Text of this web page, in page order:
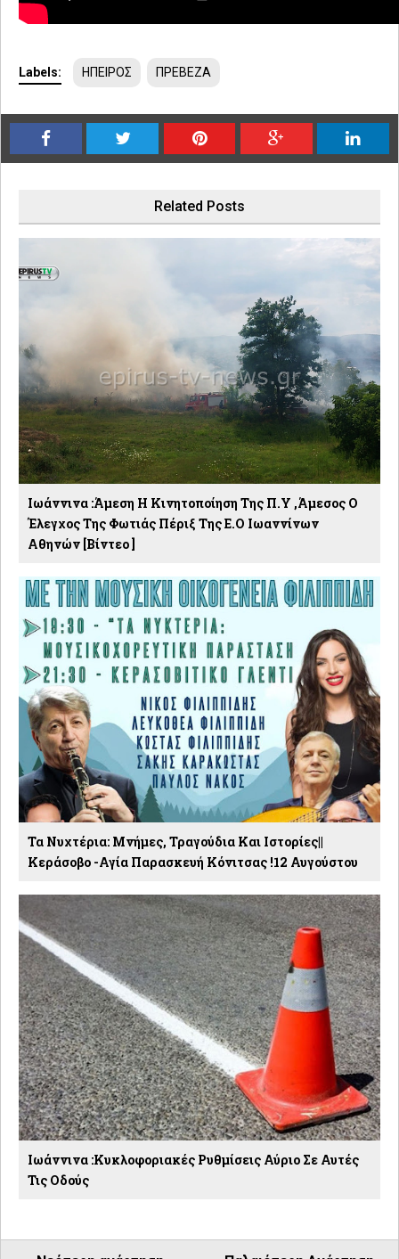
Labels: ΗΠΕΙΡΟΣ ΠΡΕΒΕΖΑ
Related Posts
Ιωάννινα :Άμεση Η Κινητοποίηση Της Π.Υ ,άμεσος Ο
Έλεγχος Της Φωτιάς Πέριξ Της Ε.Ο Ιωαννίνων
Αθηνών [βίντεο ]
Τα Νυχτέρια: Μνήμες, Τραγούδια Και Ιστορίες||
Κεράσοβο -Αγία Παρασκευή Κόνιτσας !12 Αυγούστου
Ιωάννινα :Κυκλοφοριακές Ρυθμίσεις Αύριο Σε Αυτές
Τις Οδούς